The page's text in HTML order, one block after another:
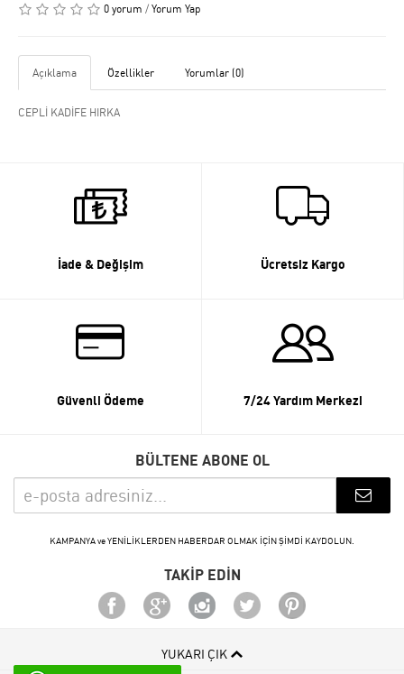
0 yorum / Yorum Yap
Açıklama Özellikler Yorumlar (0)
CEPLİ KADİFE HIRKA
İade & Değişim Ücretsiz Kargo
Güvenli Ödeme 7/24 Yardım Merkezi
BÜLTENE ABONE OL
KAMPANYA ve YENİLİKLERDEN HABERDAR OLMAK İÇİN ŞİMDİ KAYDOLUN.
TAKİP EDİN
YUKARI ÇIK